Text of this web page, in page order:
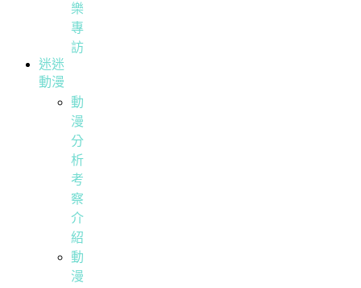
樂
專
訪
迷迷
動漫
動
漫
分
析
考
察
介
紹
動
漫